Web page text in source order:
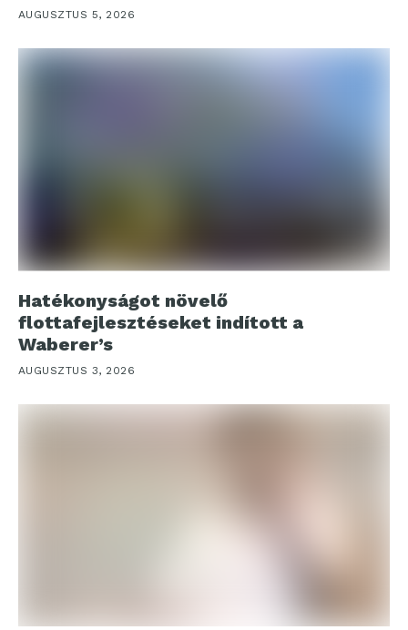
AUGUSZTUS 5, 2026
Hatékonyságot növelő
flottafejlesztéseket indított a
Waberer’s
AUGUSZTUS 3, 2026